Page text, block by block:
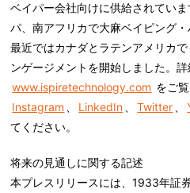
ベイパー会社向けに供給されてい
パ、南アフリカで大麻ベイピング
最近ではカナダとラテンアメリカ
ンゲージメントを開始しました。詳
www.ispiretechnology.com をご
Instagram
LinkedIn Twitter
てください。
将来の見通しに関する記述
本プレスリリースには、1933年証